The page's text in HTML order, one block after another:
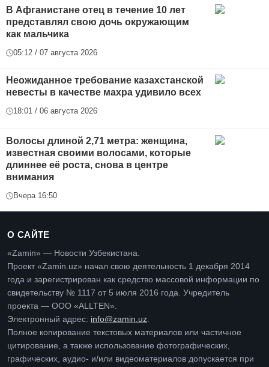
В Афганистане отец в течение 10 лет
представлял свою дочь окружающим
как мальчика
05:12 / 07 августа 2026
Неожиданное требование казахстанской
невесты в качестве махра удивило всех
18:01 / 06 августа 2026
Волосы длиной 2,71 метра: женщина,
известная своими волосами, которые
длиннее её роста, снова в центре
внимания
Вчера 16:50
О САЙТЕ
«Zamin» — Новости Узбекистана.
Проект «Zamin.uz» начал свою деятельность 1 декабря 2014
года и зарегистрирован как средство массовой информации по
свидетельству № 1117 от 5 июля 2016 года. Учредитель
проекта — ООО «ALLTEN».
Электронный адрес: info@zamin.uz.
Полное копирование текстовых материалов или частичное
цитирование, а также использование фотографических,
графических, аудио- и/или видеоматериалов допускается при